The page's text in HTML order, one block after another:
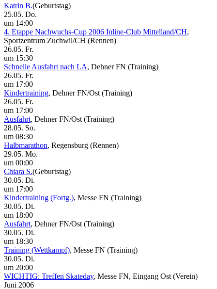
Katrin B.(Geburtstag)
25.05. Do.
um 14:00
4. Etappe Nachwuchs-Cup 2006 Inline-Club Mittelland/CH,
Sportzentrum Zuchwil/CH (Rennen)
26.05. Fr.
um 15:30
Schnelle Ausfahrt nach LA, Dehner FN (Training)
26.05. Fr.
um 17:00
Kindertraining, Dehner FN/Ost (Training)
26.05. Fr.
um 17:00
Ausfahrt, Dehner FN/Ost (Training)
28.05. So.
um 08:30
Halbmarathon, Regensburg (Rennen)
29.05. Mo.
um 00:00
Chiara S.(Geburtstag)
30.05. Di.
um 17:00
Kindertraining (Fortg.), Messe FN (Training)
30.05. Di.
um 18:00
Ausfahrt, Dehner FN/Ost (Training)
30.05. Di.
um 18:30
Training (Wettkampf), Messe FN (Training)
30.05. Di.
um 20:00
WICHTIG: Treffen Skateday, Messe FN, Eingang Ost (Verein)
Juni 2006